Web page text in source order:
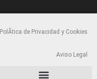
PolÃ­tica de Privacidad y Cookies
Aviso Legal